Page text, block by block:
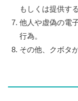
もしくは提供す
他人や虚偽の電
行為。
その他、クボタ